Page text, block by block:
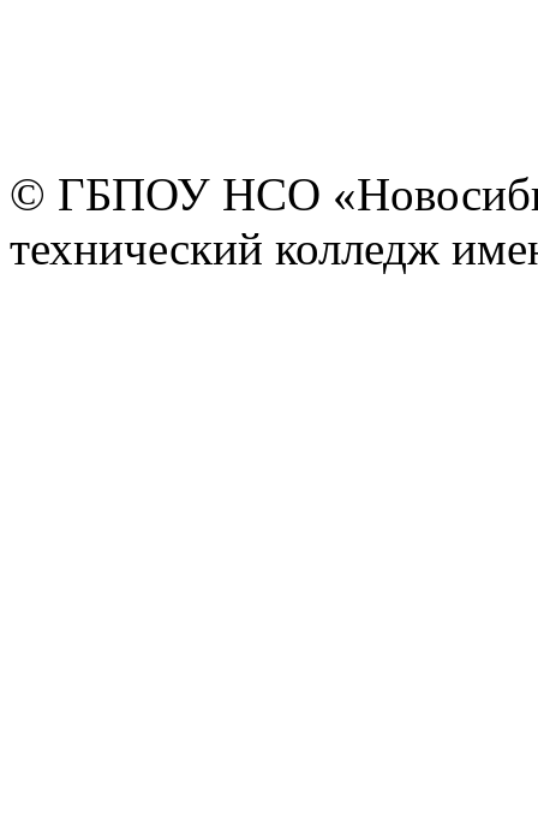
© ГБПОУ НСО
технический колледж